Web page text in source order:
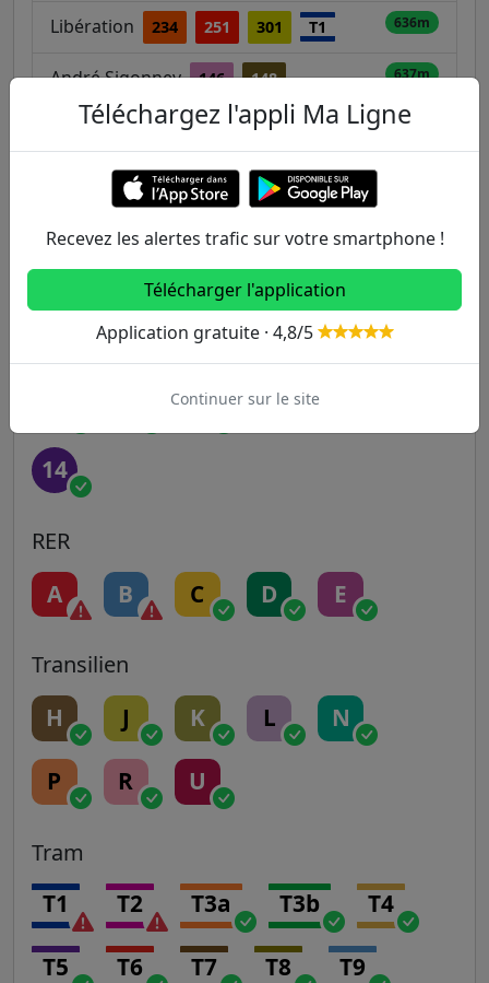
Libération 234 251 301 T1 636m
André Sigonney 146 148 637m
Autres lignes
Metro
3 3B 4
6 7 7B 8
11 12
14
RER
A B C D E
Transilien
H J K L N
P R U
Tram
T1 T2 T3a T3b T4
T5 T6 T7 T8 T9
Téléchargez l'appli Ma Ligne
Recevez les alertes trafic sur votre smartphone !
Télécharger l'application
Application gratuite · 4,8/5
Continuer sur le site